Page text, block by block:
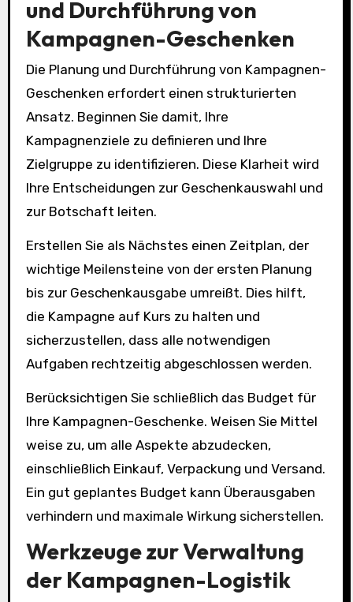
und Durchführung von
Kampagnen-Geschenken
Die Planung und Durchführung von Kampagnen-
Geschenken erfordert einen strukturierten
Ansatz. Beginnen Sie damit, Ihre
Kampagnenziele zu definieren und Ihre
Zielgruppe zu identifizieren. Diese Klarheit wird
Ihre Entscheidungen zur Geschenkauswahl und
zur Botschaft leiten.
Erstellen Sie als Nächstes einen Zeitplan, der
wichtige Meilensteine von der ersten Planung
bis zur Geschenkausgabe umreißt. Dies hilft,
die Kampagne auf Kurs zu halten und
sicherzustellen, dass alle notwendigen
Aufgaben rechtzeitig abgeschlossen werden.
Berücksichtigen Sie schließlich das Budget für
Ihre Kampagnen-Geschenke. Weisen Sie Mittel
weise zu, um alle Aspekte abzudecken,
einschließlich Einkauf, Verpackung und Versand.
Ein gut geplantes Budget kann Überausgaben
verhindern und maximale Wirkung sicherstellen.
Werkzeuge zur Verwaltung
der Kampagnen-Logistik